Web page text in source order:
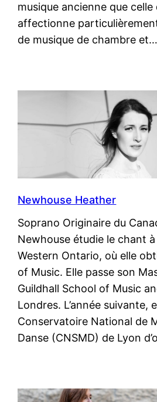
musique ancienne que celle
affectionne
de musique de chambre et…
Newhouse Heather
Soprano Originaire du
Newhouse étudie le chant à
Western Ontario, où elle
of Music. Elle passe son
Guildhall School of Music
Londres. L’année suivante,
Conservatoire National de
Danse (CNSMD) de Lyon